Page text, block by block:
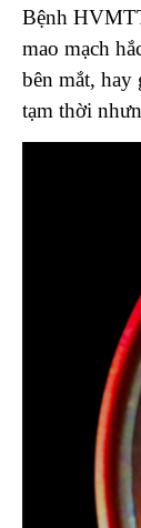
Bệnh
mao mạch
bên mắt,
tạm thời